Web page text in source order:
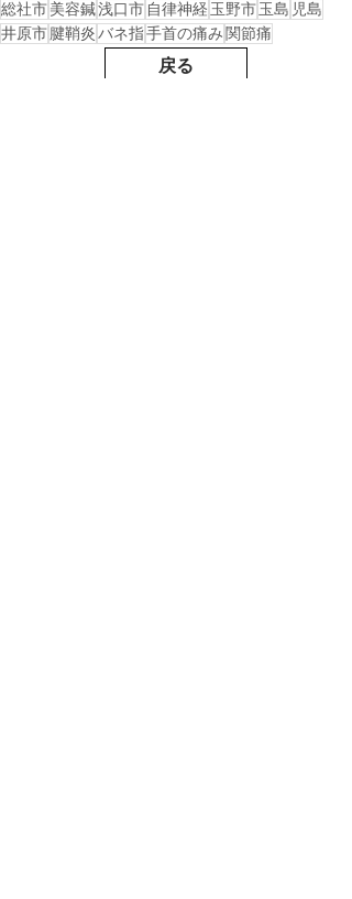
総社市美容鍼浅口市 自律神経 玉野市玉島 児島
井原市腱鞘炎バネ指手首の痛み 関節痛
戻る